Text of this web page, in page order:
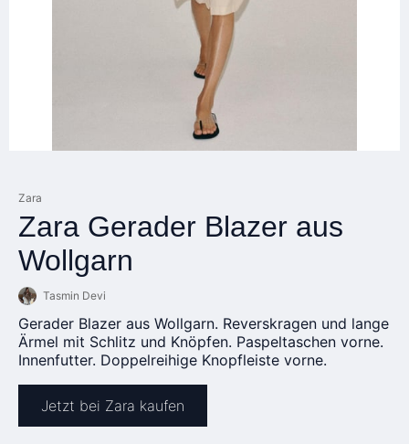
Zara
Zara Gerader Blazer aus
Wollgarn
Tasmin Devi
Gerader Blazer aus Wollgarn. Reverskragen und lange
Ärmel mit Schlitz und Knöpfen. Paspeltaschen vorne.
Innenfutter. Doppelreihige Knopfleiste vorne.
Jetzt bei Zara kaufen